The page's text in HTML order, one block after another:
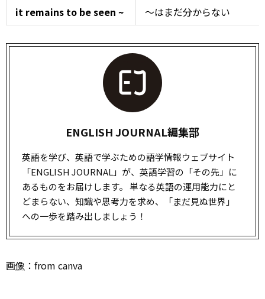
it remains to be seen ~
～はまだ分からない
ENGLISH JOURNAL編集部
英語を学び、英語で学ぶための語学情報ウェブサイト
「ENGLISH JOURNAL」が、英語学習の「その先」に
あるものをお届けします。 単なる英語の運用能力にと
どまらない、知識や思考力を求め、「まだ見ぬ世界」
への一歩を踏み出しましょう！
画像 ：from canva